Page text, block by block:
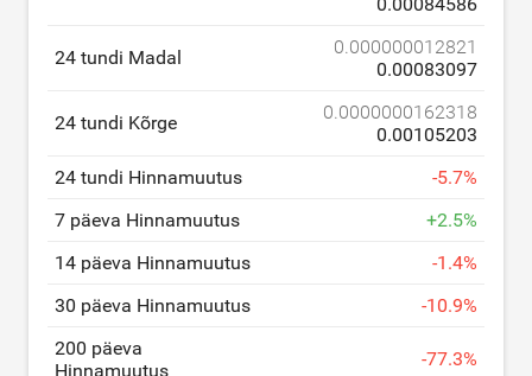
24 tundi Madal
0.000000012821
0.00083097
24 tundi Kõrge
0.0000000162318
0.00105203
24 tundi Hinnamuutus
-5.7%
7 päeva Hinnamuutus
+2.5%
14 päeva Hinnamuutus
-1.4%
30 päeva Hinnamuutus
-10.9%
200 päeva
Hinnamuutus
-77.3%